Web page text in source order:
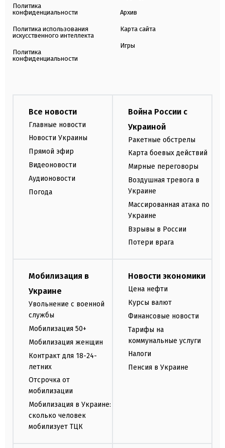
Политика
конфиденциальности
Политика использования
искусственного интеллекта
Политика
конфиденциальности
Архив
Карта сайта
Игры
Все новости
Главные новости
Новости Украины
Прямой эфир
Видеоновости
Аудионовости
Погода
Война России с
Украиной
Ракетные обстрелы
Карта боевых действий
Мирные переговоры
Воздушная тревога в
Украине
Массированная атака по
Украине
Взрывы в России
Потери врага
Мобилизация в
Украине
Увольнение с военной
службы
Мобилизация 50+
Мобилизация женщин
Контракт для 18-24-
летних
Отсрочка от
мобилизации
Мобилизация в Украине:
сколько человек
мобилизует ТЦК
Новости экономики
Цена нефти
Курсы валют
Финансовые новости
Тарифы на
коммунальные услуги
Налоги
Пенсия в Украине